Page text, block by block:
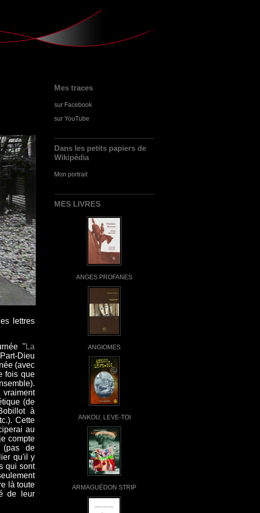
Mes traces
sur Facebook
sur YouTube
Dans les petits papiers de
Wikipédia
Mon portrait
MES LIVRES
ANGES PROFANES
ANGIOMES
ANKOU, LEVE-TOI
ARMAGUÉDON STRIP
lettres
"La
Dieu
(avec
fois que
(de
à
). Cette
au
compte
(pas de
qu'il y
qui sont
là toute
de leur